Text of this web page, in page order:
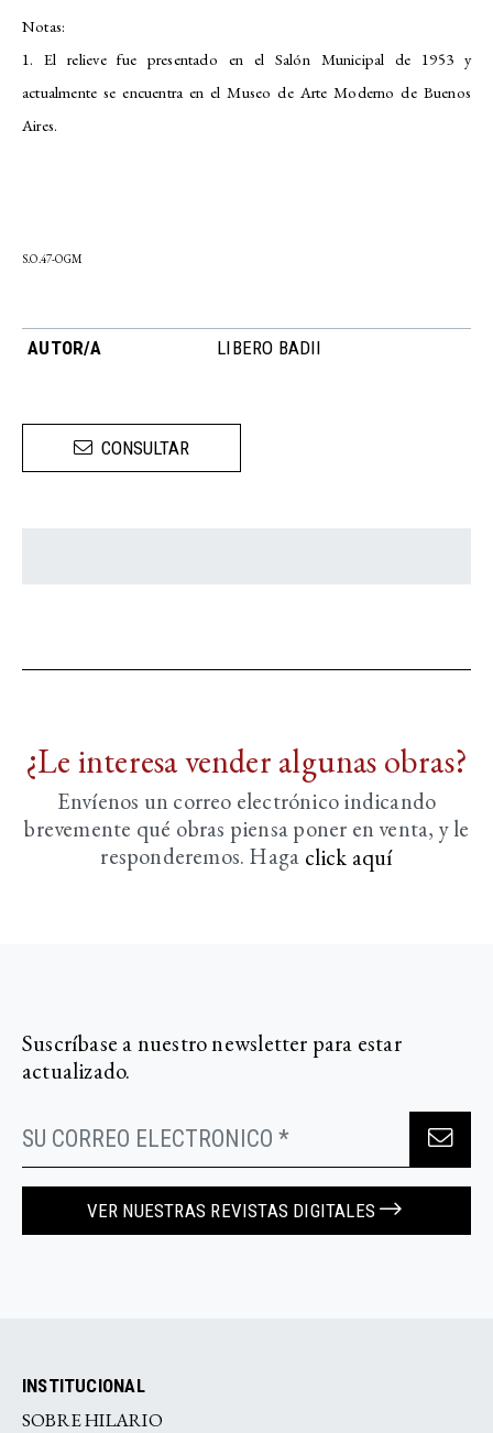
Notas:
1. El relieve fue presentado en el Salón Municipal de 1953 y
actualmente se encuentra en el Museo de Arte Moderno de Buenos
Aires.
S.O.47-OGM
AUTOR/A LIBERO BADII
CONSULTAR
¿Le interesa vender algunas obras?
Envíenos un correo electrónico indicando
brevemente qué obras piensa poner en venta, y le
responderemos. Haga click aquí­
Suscríbase a nuestro newsletter para estar
actualizado.
VER NUESTRAS REVISTAS DIGITALES
INSTITUCIONAL
SOBRE HILARIO